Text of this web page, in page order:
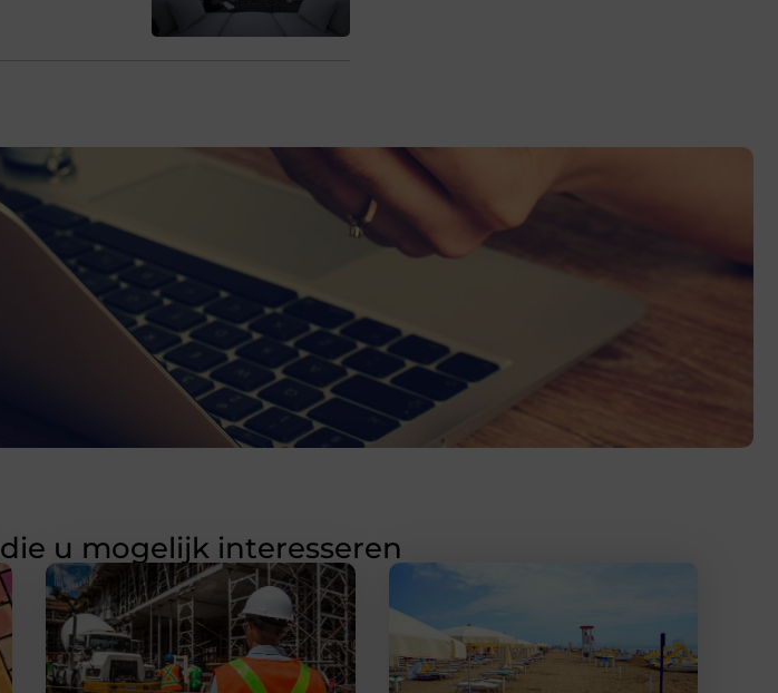
die u mogelijk interesseren